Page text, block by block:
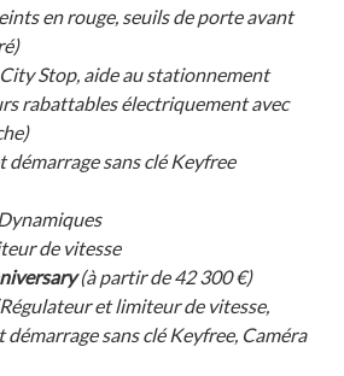
en rouge, seuils de porte avant
Stop, aide au stationnement
rabattables électriquement avec
démarrage sans clé Keyfree
de vitesse
(à partir de 42 300 €)
et limiteur de vitesse,
démarrage sans clé Keyfree, Caméra